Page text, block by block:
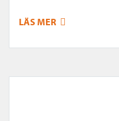
LÄS MER